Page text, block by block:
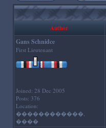
Author
Gans Schnidce
First Lieutenant
Joined: 28 Dec 2005
Posts: 376
Location:
������������,
����